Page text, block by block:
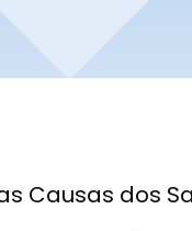
Causas dos